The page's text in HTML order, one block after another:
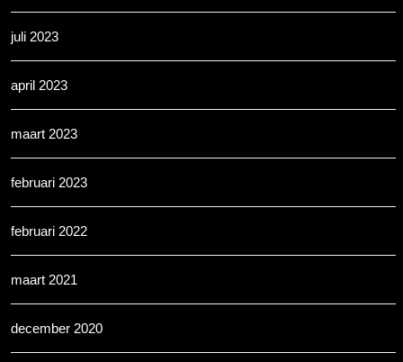
juli 2023
april 2023
maart 2023
februari 2023
februari 2022
maart 2021
december 2020